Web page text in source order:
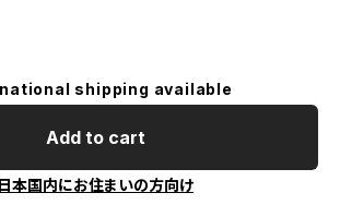
shipping available
Add to cart
日本国内にお住まいの方向け